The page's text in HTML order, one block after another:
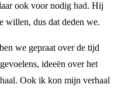
ook voor nodig had. Hij
willen, dus dat deden we.
we gepraat over de tijd
ideeën over het
Ook ik kon mijn verhaal